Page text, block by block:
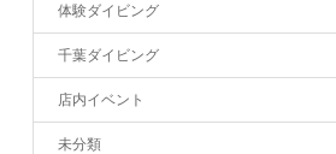
体験ダイビング
千葉ダイビング
店内イベント
未分類